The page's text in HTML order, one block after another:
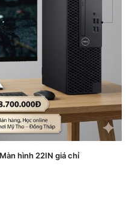
hình 22IN giá chỉ